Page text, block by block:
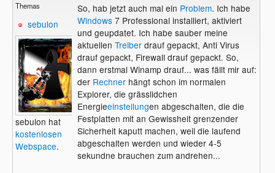
Themas
sebulon
sebulon hat
kostenlosen
Webspace.
So, hab jetzt auch mal ein Problem. Ich habe
Windows7 Professional installiert, aktiviert
und geupdatet. Ich habe sauber meine
aktuellen Treiberdrauf gepackt, Anti Virus
drauf gepackt, Firewall drauf gepackt. So,
dann erstmal Winamp drauf... was fällt mir auf:
der Rechnerhängt schon im normalen
Explorer, die grässlidchen
Energieeinstellungen abgeschalten, die die
Festplatten mit an Gewissheit grenzender
Sicherheit kaputt machen, weil die laufend
abgeschalten werden und wieder 4-5
sekundne brauchen zum andrehen...